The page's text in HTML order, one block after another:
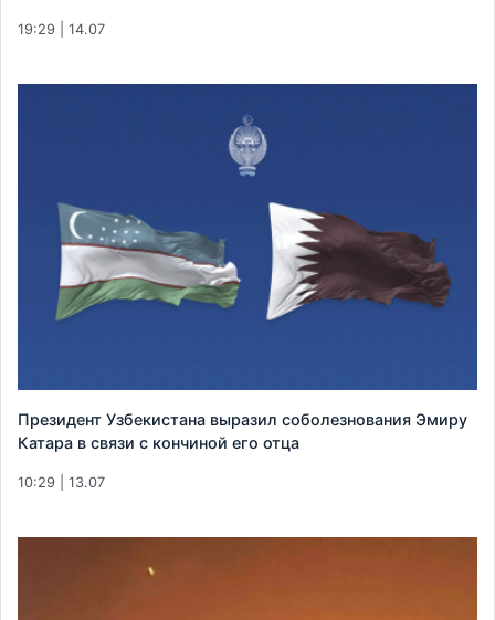
19:29 | 14.07
Президент Узбекистана выразил соболезнования Эмиру
Катара в связи с кончиной его отца
10:29 | 13.07